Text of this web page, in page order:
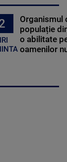
Organismul
populație
o abilitate
oamenilor